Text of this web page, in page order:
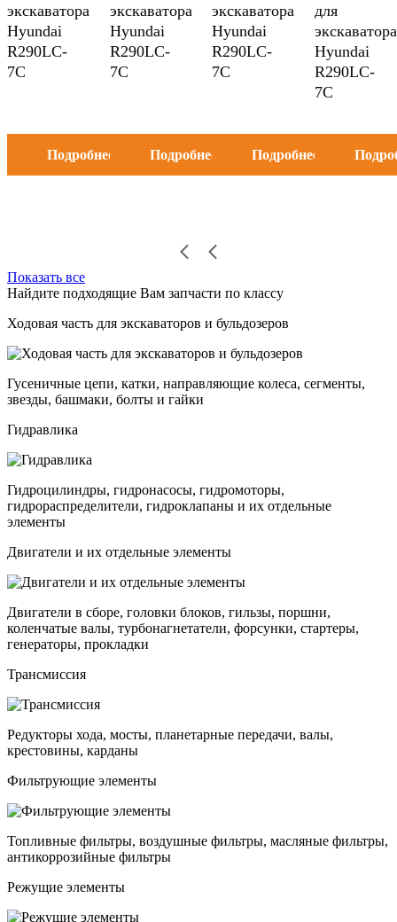
экскаватора
Hyundai
R290LC-
7C
Подробнее
экскаватора
Hyundai
R290LC-
7C
Подробнее
экскаватора
Hyundai
R290LC-
7C
Подробнее
для
экскаватора
Hyundai
R290LC-
7C
Показать все
Найдите подходящие Вам запчасти по классу
Ходовая часть для экскаваторов и бульдозеров
Гусеничные цепи, катки, направляющие колеса, сегменты,
звезды, башмаки, болты и гайки
Гидравлика
Гидроцилиндры, гидронасосы, гидромоторы,
гидрораспределители, гидроклапаны и их отдельные
элементы
Двигатели и их отдельные элементы
Двигатели в сборе, головки блоков, гильзы, поршни,
коленчатые валы, турбонагнетатели, форсунки, стартеры,
генераторы, прокладки
Трансмиссия
Редукторы хода, мосты, планетарные передачи, валы,
крестовины, карданы
Фильтрующие элементы
Топливные фильтры, воздушные фильтры, масляные фильтры,
антикоррозийные фильтры
Режущие элементы